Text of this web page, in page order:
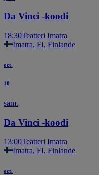
Da Vinci -koodi
18:30Teatteri Imatra
Imatra, FI, Finlande
oct.
10
sam.
Da Vinci -koodi
13:00Teatteri Imatra
Imatra, FI, Finlande
oct.